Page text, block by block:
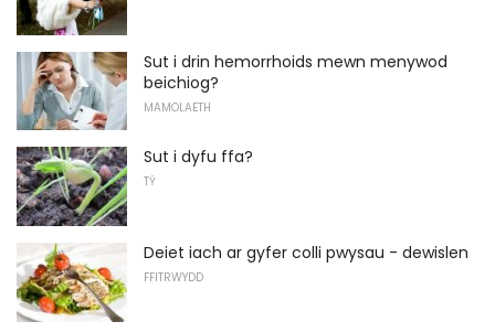
Sut i drin hemorrhoids mewn menywod
beichiog?
MAMOLAETH
Sut i dyfu ffa?
TŶ
Deiet iach ar gyfer colli pwysau - dewislen
FFITRWYDD